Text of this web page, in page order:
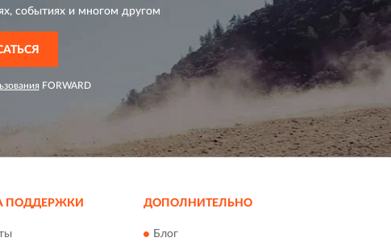
событиях и многом другом
FORWARD
ПОДДЕРЖКИ ДОПОЛНИТЕЛЬНО
Блог